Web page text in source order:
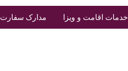
خدمات اقامت و ویزا مدارک سفارت